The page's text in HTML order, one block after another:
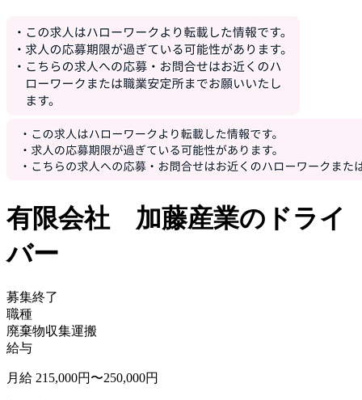
有限会社 加藤産業のドライ
バー
募集終了
職種
廃棄物収集運搬
給与
月給 215,000円〜250,000円